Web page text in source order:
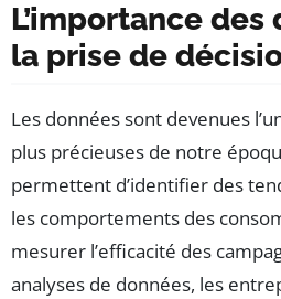
L’importance des
la prise de
Les données sont devenues
plus précieuses de notre
permettent d’identifier des
les comportements des
mesurer l’efficacité des
analyses de données, les